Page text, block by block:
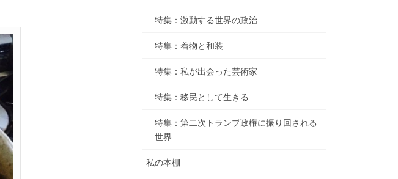
特集：激動する世界の政治
特集：着物と和装
特集：私が出会った芸術家
特集：移民として生きる
特集：第二次トランプ政権に振り回される
世界
私の本棚